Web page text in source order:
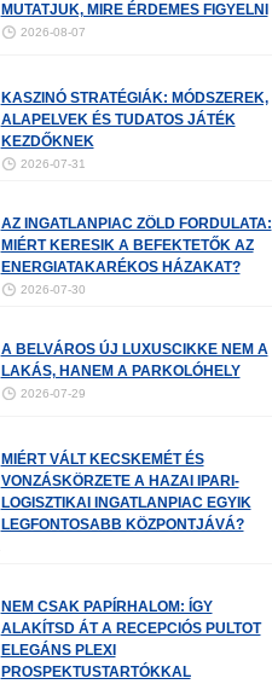
MUTATJUK, MIRE ÉRDEMES FIGYELNI
2026-08-07
KASZINÓ STRATÉGIÁK: MÓDSZEREK,
ALAPELVEK ÉS TUDATOS JÁTÉK
KEZDŐKNEK
2026-07-31
AZ INGATLANPIAC ZÖLD FORDULATA:
MIÉRT KERESIK A BEFEKTETŐK AZ
ENERGIATAKARÉKOS HÁZAKAT?
2026-07-30
A BELVÁROS ÚJ LUXUSCIKKE NEM A
LAKÁS, HANEM A PARKOLÓHELY
2026-07-29
MIÉRT VÁLT KECSKEMÉT ÉS
VONZÁSKÖRZETE A HAZAI IPARI-
LOGISZTIKAI INGATLANPIAC EGYIK
LEGFONTOSABB KÖZPONTJÁVÁ?
NEM CSAK PAPÍRHALOM: ÍGY
ALAKÍTSD ÁT A RECEPCIÓS PULTOT
ELEGÁNS PLEXI
PROSPEKTUSTARTÓKKAL